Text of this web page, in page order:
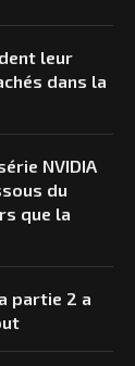
leur
dans la
NVIDIA
du
que la
partie 2 a